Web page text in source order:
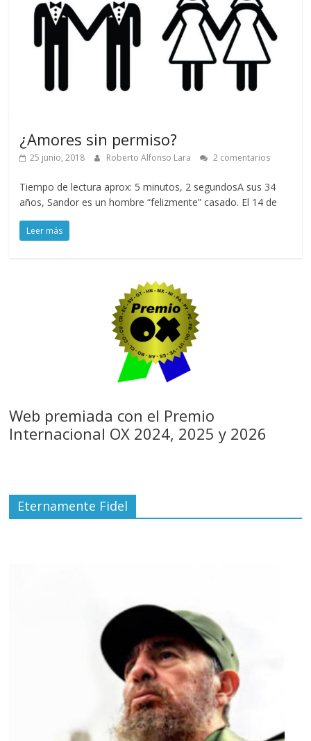
¿Amores sin permiso?
25 junio, 2018 Roberto Alfonso Lara 2 comentarios
Tiempo de lectura aprox: 5 minutos, 2 segundosA sus 34
años, Sandor es un hombre “felizmente” casado. El 14 de
Leer más
Web premiada con el Premio
Internacional OX 2024, 2025 y 2026
Eternamente Fidel